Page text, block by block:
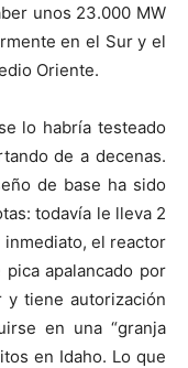
unos 23.000 MW
en el Sur y el
Oriente.
lo habría testeado
de a decenas.
de base ha sido
todavía le lleva 2
el reactor
apalancado por
y tiene autorización
en una “granja
en Idaho. Lo que